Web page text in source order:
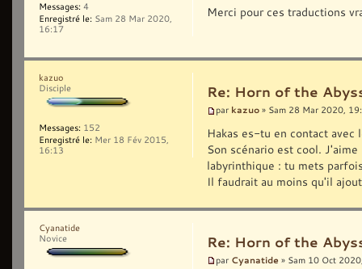
Merci pour ces traductions
Messages: 4
Enregistré le: Sam 28 Mar 2020,
16:17
Re: Horn of the
par kazuo » Sam 28 Mar 2020,
Hakas es-tu en contact avec
Son scénario est cool.
labyrinthique : tu mets
Il faudrait au moins qu'il
kazuo
Disciple
Messages: 152
Enregistré le: Mer 18 Fév 2015,
16:13
Re: Horn of the
par Cyanatide » Sam 10 Oct
Cyanatide
Novice